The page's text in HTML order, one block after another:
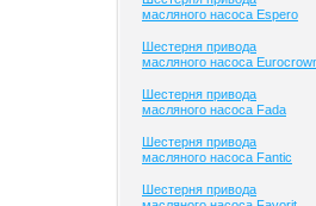
масляного насоса Espero
Шестерня привода
масляного насоса
Шестерня привода
масляного насоса Fada
Шестерня привода
масляного насоса Fantic
Шестерня привода